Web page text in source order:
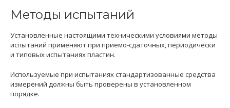
Методы испытаний
Установленные настоящими техническими условиями методы
испытаний применяют при приемо-сдаточных, периодически
и типовых испытаниях пластин.
Используемые при испытаниях стандартизованные средства
измерений должны быть проверены в установленном
порядке.